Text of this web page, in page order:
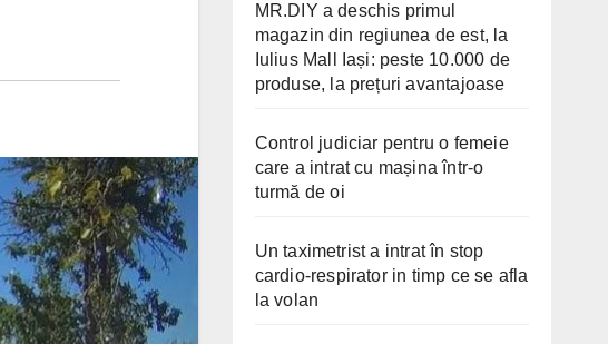
MR.DIY a deschis primul
magazin din regiunea de est, la
Iulius Mall Iași: peste 10.000 de
produse, la prețuri avantajoase
Control judiciar pentru o femeie
care a intrat cu mașina într-o
turmă de oi
Un taximetrist a intrat în stop
cardio-respirator in timp ce se afla
la volan